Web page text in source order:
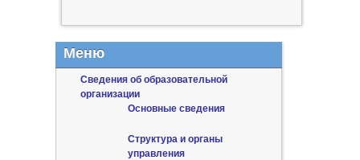
Меню
Сведения об образовательной
организации
Основные сведения
Структура и органы
управления